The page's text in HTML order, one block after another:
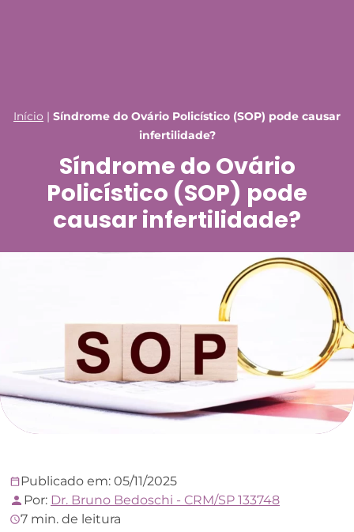
Início | Síndrome do Ovário Policístico (SOP) pode causar
infertilidade?
Síndrome do Ovário
Policístico (SOP) pode
causar infertilidade?
Publicado em: 05/11/2025
Por: Dr. Bruno Bedoschi - CRM/SP 133748
7 min. de leitura